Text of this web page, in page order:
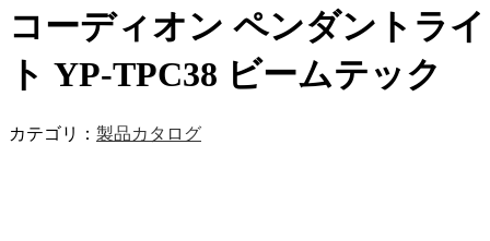
コーディオン ペンダントライ
ト YP-TPC38 ビームテック
カテゴリ： 製品カタログ